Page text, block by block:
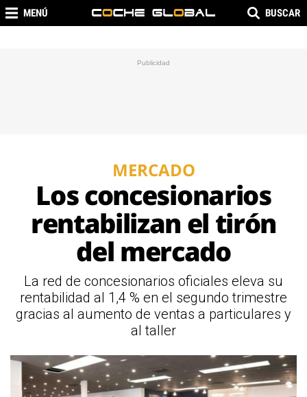
MENÚ BUSCAR
MERCADO
Los concesionarios
rentabilizan el tirón
del mercado
La red de concesionarios oficiales eleva su
rentabilidad al 1,4 % en el segundo trimestre
gracias al aumento de ventas a particulares y
al taller